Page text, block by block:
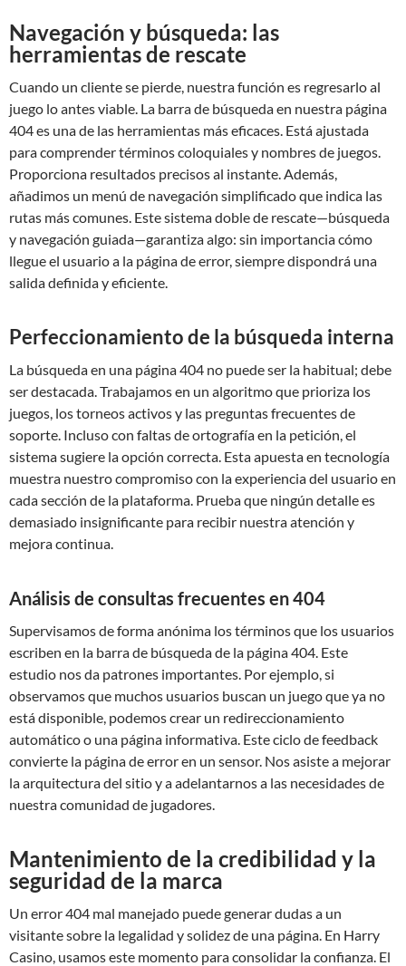
Navegación y búsqueda: las
herramientas de rescate
Cuando un cliente se pierde, nuestra función es regresarlo al
juego lo antes viable. La barra de búsqueda en nuestra página
404 es una de las herramientas más eficaces. Está ajustada
para comprender términos coloquiales y nombres de juegos.
Proporciona resultados precisos al instante. Además,
añadimos un menú de navegación simplificado que indica las
rutas más comunes. Este sistema doble de rescate—búsqueda
y navegación guiada—garantiza algo: sin importancia cómo
llegue el usuario a la página de error, siempre dispondrá una
salida definida y eficiente.
Perfeccionamiento de la búsqueda interna
La búsqueda en una página 404 no puede ser la habitual; debe
ser destacada. Trabajamos en un algoritmo que prioriza los
juegos, los torneos activos y las preguntas frecuentes de
soporte. Incluso con faltas de ortografía en la petición, el
sistema sugiere la opción correcta. Esta apuesta en tecnología
muestra nuestro compromiso con la experiencia del usuario en
cada sección de la plataforma. Prueba que ningún detalle es
demasiado insignificante para recibir nuestra atención y
mejora continua.
Análisis de consultas frecuentes en 404
Supervisamos de forma anónima los términos que los usuarios
escriben en la barra de búsqueda de la página 404. Este
estudio nos da patrones importantes. Por ejemplo, si
observamos que muchos usuarios buscan un juego que ya no
está disponible, podemos crear un redireccionamiento
automático o una página informativa. Este ciclo de feedback
convierte la página de error en un sensor. Nos asiste a mejorar
la arquitectura del sitio y a adelantarnos a las necesidades de
nuestra comunidad de jugadores.
Mantenimiento de la credibilidad y la
seguridad de la marca
Un error 404 mal manejado puede generar dudas a un
visitante sobre la legalidad y solidez de una página. En Harry
Casino, usamos este momento para consolidar la confianza. El